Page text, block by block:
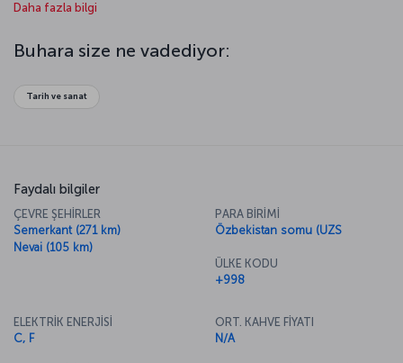
boyunca Moğollar, Sasaniler ve Karahanlılar’a başkentlik yapmasının
gibi tarihe mâl olan bilginleri yetiştiren şehir, günümüzde gezginler
için gizemli bir cazibe merkezi.
Daha fazla bilgi
Buhara size ne vadediyor:
Tarih ve sanat
Faydalı bilgiler
ÇEVRE ŞEHİRLER
Semerkant (271 km)
Nevai (105 km)
PARA BİRİMİ
Özbekistan somu (UZS
ÜLKE KODU
+998
ELEKTRİK ENERJİSİ
C, F
ORT. KAHVE FİYATI
N/A